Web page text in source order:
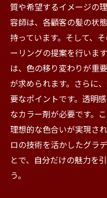
質や希望するイメージの
容師は、各顧客の髪の状
持っています。そして、
ーリングの提案を行いま
は、色の移り変わりが重
が求められます。さらに
要なポイントです。透明
なカラー剤が必要です。
理想的な色合いが実現さ
ロの技術を活かしたグラ
とで、自分だけの魅力を
う。